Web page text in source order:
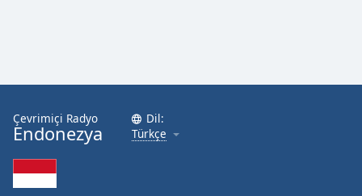
Font
Family
Çevrimiçi Radyo
Endonezya
Dil:
Türkçe